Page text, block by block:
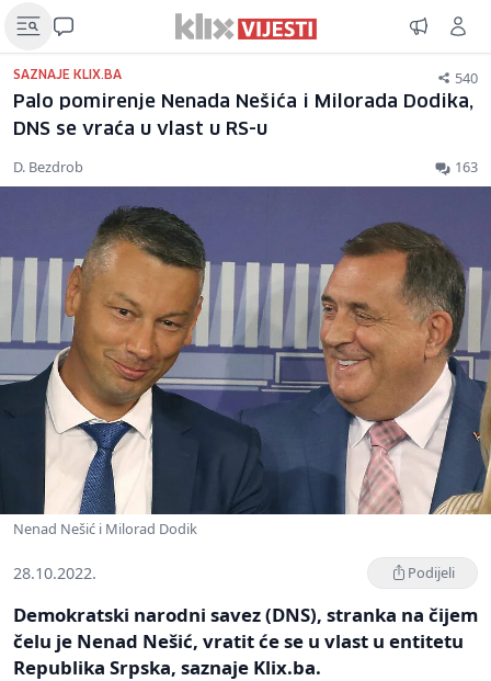
SAZNAJE KLIX.BA 540
Palo pomirenje Nenada Nešića i Milorada Dodika,
DNS se vraća u vlast u RS-u
D. Bezdrob 163
Nenad Nešić i Milorad Dodik
28.10.2022. Podijeli
Demokratski narodni savez (DNS), stranka na čijem
čelu je Nenad Nešić, vratit će se u vlast u entitetu
Republika Srpska, saznaje Klix.ba.